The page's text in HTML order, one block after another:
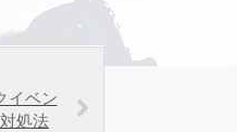
イベン
処法